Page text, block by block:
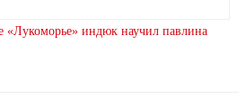
«Лукоморье» индюк научил павлина